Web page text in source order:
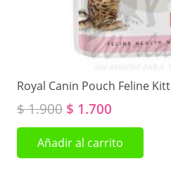
Royal Canin Pouch Feline
$1.900 El
precio
original
era:
$ 1.700
precio
actual
es:
Añadir al carrito